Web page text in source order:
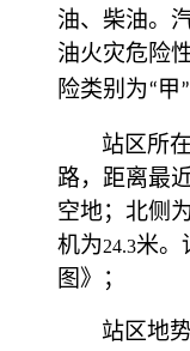
油、柴油。
油火灾危险
险类别为“甲”
站区所
路，距离最
空地；北侧
机为24.3米。
图》；
站区地